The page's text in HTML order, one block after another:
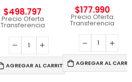
$498.797
Precio Oferta
Transferencia
AGREGAR AL CARRITO
$177.990
Precio Oferta
Transferencia
AGREGAR AL